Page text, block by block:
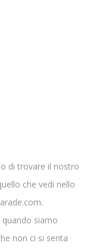
di trovare il nostro
che vedi nello
siamo
non ci si senta